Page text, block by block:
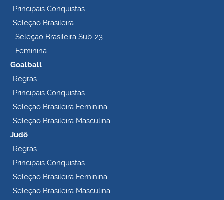
Principais Conquistas
Seleção Brasileira
Seleção Brasileira Sub-23
Feminina
Goalball
Regras
Principais Conquistas
Seleção Brasileira Feminina
Seleção Brasileira Masculina
Judô
Regras
Principais Conquistas
Seleção Brasileira Feminina
Seleção Brasileira Masculina